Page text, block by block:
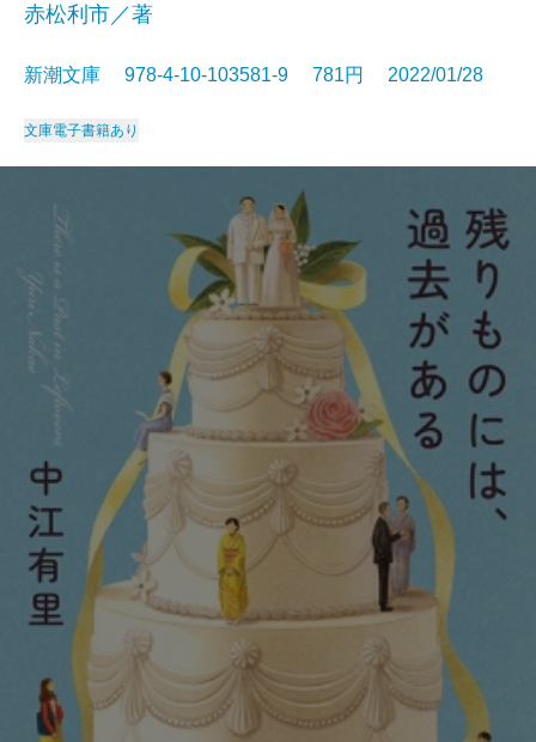
赤松利市／著
新潮文庫 978-4-10-103581-9 781円 2022/01/28
文庫電子書籍あり